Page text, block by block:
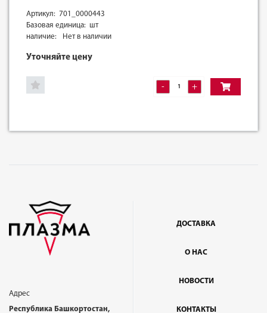
Артикул: 701_0000443
Базовая единица: шт
наличие:
Нет в наличии
Уточняйте цену
- +
Адрес
Республика Башкортостан,
ДОСТАВКА
О НАС
НОВОСТИ
КОНТАКТЫ